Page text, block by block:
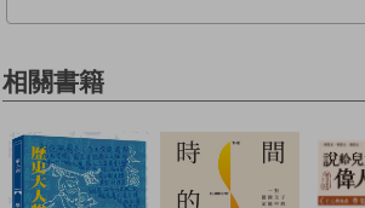
相關書籍